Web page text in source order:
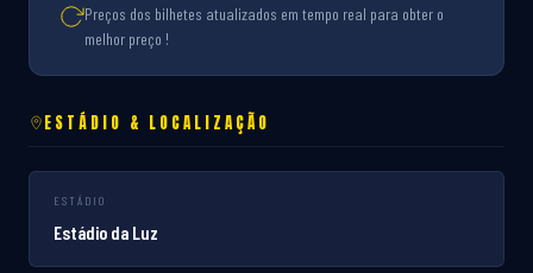
Preços dos bilhetes atualizados em tempo real para obter o
melhor preço !
ESTÁDIO & LOCALIZAÇÃO
ESTÁDIO
Estádio da Luz